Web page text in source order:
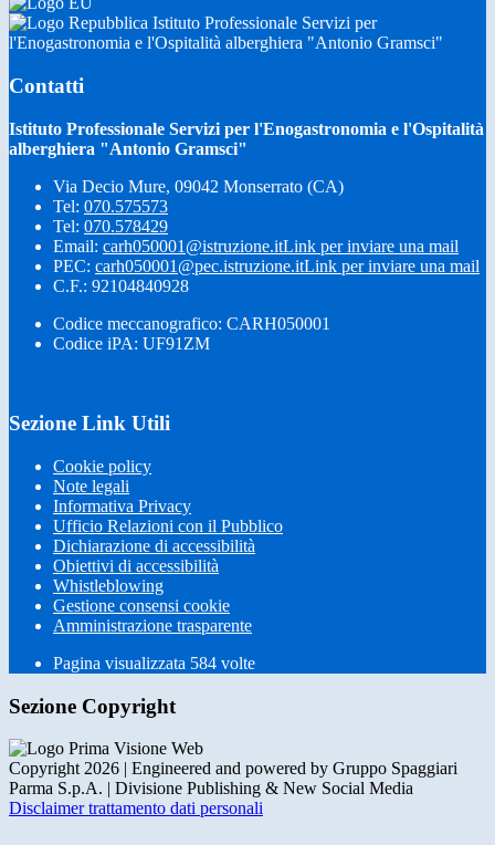
Istituto Professionale Servizi per
l'Enogastronomia e l'Ospitalità alberghiera "Antonio Gramsci"
Contatti
Istituto Professionale Servizi per l'Enogastronomia e l'Ospitalità
alberghiera "Antonio Gramsci"
Via Decio Mure, 09042 Monserrato (CA)
Tel: 070.575573
Tel: 070.578429
Email: carh050001@istruzione.itLink per inviare una mail
PEC: carh050001@pec.istruzione.itLink per inviare una mail
C.F.: 92104840928
Codice meccanografico: CARH050001
Codice iPA: UF91ZM
Sezione Link Utili
Cookie policy
Note legali
Informativa Privacy
Ufficio Relazioni con il Pubblico
Dichiarazione di accessibilità
Obiettivi di accessibilità
Whistleblowing
Gestione consensi cookie
Amministrazione trasparente
Pagina visualizzata 584 volte
Sezione Copyright
Copyright 2026 | Engineered and powered by Gruppo Spaggiari
Parma S.p.A. | Divisione Publishing & New Social Media
Disclaimer trattamento dati personali